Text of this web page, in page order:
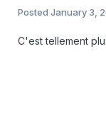
Posted January 3,
C'est tellement